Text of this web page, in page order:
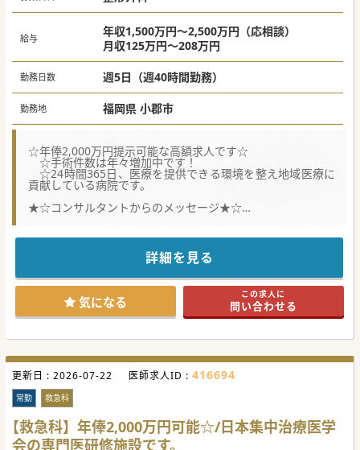
給与
年収1,500万円～2,500万円（応相談）
月収125万円～208万円
勤務日数 週5日（週40時間勤務）
勤務地 福岡県 小郡市
☆年俸2,000万円提示可能な高額求人です☆
☆手術件数は年々増加中です！
☆24時間365日、医療を提供できる環境を整え地域医療に
貢献している病院です。
★☆コンサルタントからのメッセージ★☆
小郡市にある24時間、365日医療を提供することを理念とし
治療の症例数に関しては、特に年間4,000例以上の内視鏡治
整形外科では、保存的治療、手術的治療を行っており、年間
手術件数も伸びている傾向です。
専門医をお持ちの先生を歓迎しており、資格によっては条件
面を優遇いたします！
ぜひご検討ください。
詳細を見る
気になる この求人に
問い合わせる
更新日 : 2026-07-22 医師求人ID : 416694
常勤 救急科
【救急科】年俸2,000万円可能☆/日本集中治療医学
会の専門医研修施設です。